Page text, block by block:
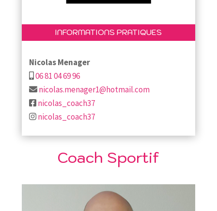
INFORMATIONS PRATIQUES
Nicolas Menager
06 81 04 69 96
nicolas.menager1@hotmail.com
nicolas_coach37
nicolas_coach37
Coach Sportif